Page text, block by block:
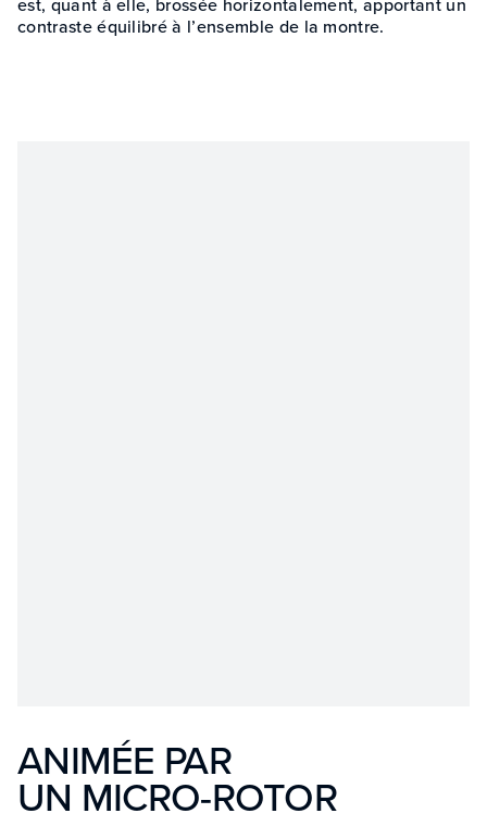
contraste équilibré à l’ensemble de la montre.
ANIMÉE PAR
UN MICRO-ROTOR